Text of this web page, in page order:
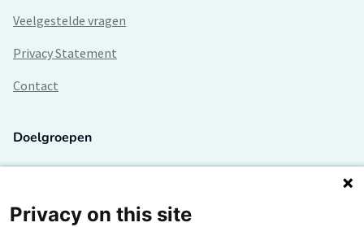
Veelgestelde vragen
Privacy Statement
Contact
Doelgroepen
Lectoren en onderzoekers
Privacy on this site